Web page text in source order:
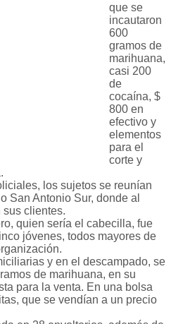
que se
incautaron
600
gramos de
marihuana,
casi 200
de
cocaína, $
800 en
efectivo y
elementos
para el
corte y
los sujetos se reunían
San Antonio Sur, donde al
sus clientes.
quien sería el cabecilla, fue
jóvenes, todos mayores de
y en el descampado, se
de marihuana, en su
para la venta. En una bolsa
que se vendían a un precio